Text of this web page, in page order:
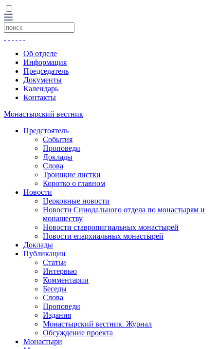
Об отделе
Информация
Председатель
Документы
Календарь
Контакты
Монастырский вестник
Предстоятель
События
Проповеди
Доклады
Слова
Троицкие листки
Коротко о главном
Новости
Церковные новости
Новости Синодального отдела по монастырям и
монашеству
Новости ставропигиальных монастырей
Новости епархиальных монастырей
Доклады
Публикации
Статьи
Интервью
Комментарии
Беседы
Слова
Проповеди
Издания
Монастырский вестник. Журнал
Обсуждение проекта
Монастыри